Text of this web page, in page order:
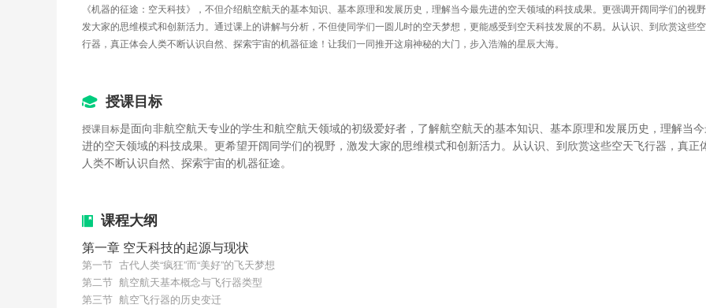
《机器的征途：空天科技》，不但介绍航空航天的基本知识、基本原理和发展历史，理解当今最先进的空天领域的科技成果。更强调开阔同学们的视
发大家的思维模式和创新活力。通过课上的讲解与分析，不但使同学们一圆儿时的空天梦想，更能感受到空天科技发展的不易。从认识、到欣赏这些
行器，真正体会人类不断认识自然、探索宇宙的机器征途！让我们一同推开这扇神秘的大门，步入浩瀚的星辰大海。
授课目标
授课目标是面向非航空航天专业的学生和航空航天领域的初级爱好者，了解航空航天的基本知识、基本原理和发展历史，理解当
进的空天领域的科技成果。更希望开阔同学们的视野，激发大家的思维模式和创新活力。从认识、到欣赏这些空天飞行器，真正
人类不断认识自然、探索宇宙的机器征途。
课程大纲
第一章 空天科技的起源与现状
第一节  古代人类“疯狂”而“美好”的飞天梦想
第二节  航空航天基本概念与飞行器类型
第三节  航空飞行器的历史变迁